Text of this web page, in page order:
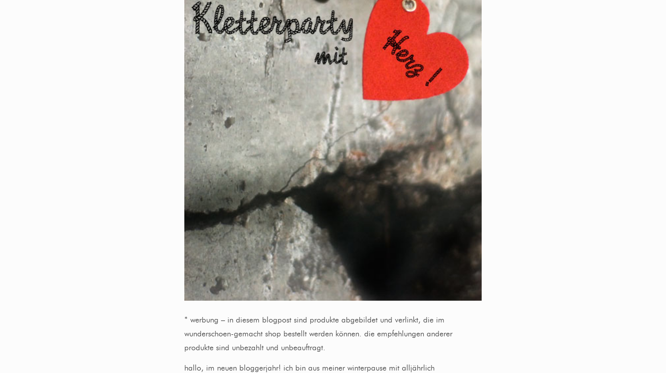
* werbung – in diesem blogpost sind produkte abgebildet und verlinkt, die im
wunderschoen-gemacht shop bestellt werden können. die empfehlungen anderer
produkte sind unbezahlt und unbeauftragt.
hallo, im neuen bloggerjahr! ich bin aus meiner winterpause mit alljährlich